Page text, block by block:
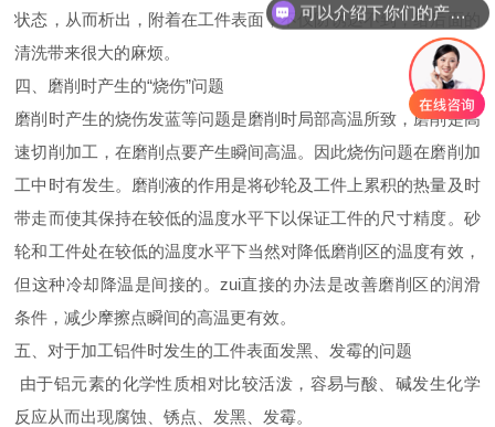
状态，从而析出，附着在工件表面，不仅防锈达不到，给后面的
清洗带来很大的麻烦。
四、磨削时产生的“烧伤”问题
磨削时产生的烧伤发蓝等问题是磨削时局部高温所致，磨削是高
速切削加工，在磨削点要产生瞬间高温。因此烧伤问题在磨削加
工中时有发生。磨削液的作用是将砂轮及工件上累积的热量及时
带走而使其保持在较低的温度水平下以保证工件的尺寸精度。砂
轮和工件处在较低的温度水平下当然对降低磨削区的温度有效，
但这种冷却降温是间接的。zui直接的办法是改善磨削区的润滑
条件，减少摩擦点瞬间的高温更有效。
五、对于加工铝件时发生的工件表面发黑、发霉的问题
由于铝元素的化学性质相对比较活泼，容易与酸、碱发生化学
反应从而出现腐蚀、锈点、发黑、发霉。
可以介绍下你们的产品么